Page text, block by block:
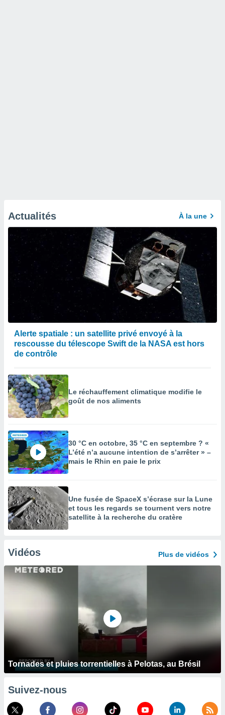
Actualités À la une
Alerte spatiale : un satellite privé envoyé à la
rescousse du télescope Swift de la NASA est hors
de contrôle
Le réchauffement climatique modifie le
goût de nos aliments
30 °C en octobre, 35 °C en septembre ? «
L’été n’a aucune intention de s’arrêter » –
mais le Rhin en paie le prix
Une fusée de SpaceX s’écrase sur la Lune
et tous les regards se tournent vers notre
satellite à la recherche du cratère
Vidéos Plus de vidéos
Tornades et pluies torrentielles à Pelotas, au Brésil
Suivez-nous